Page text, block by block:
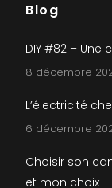
Blog
DIY #82 – Une
8 décembre
L’électricité
6 décembre
Choisir son
et mon choix